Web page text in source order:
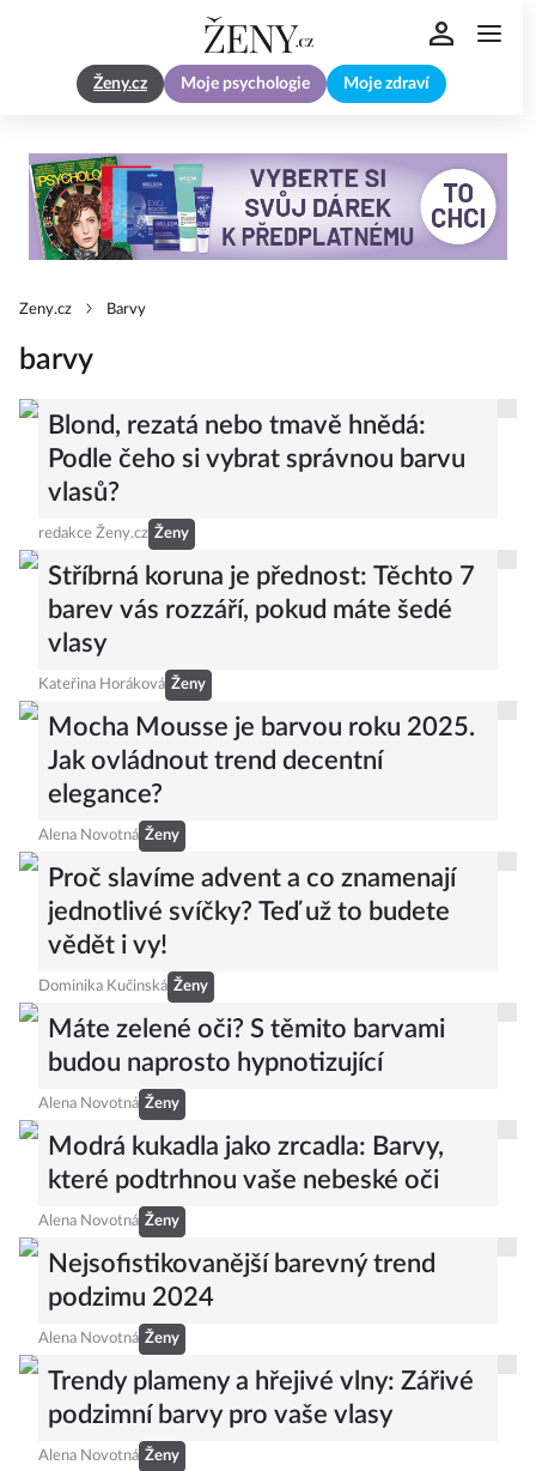
Ženy.cz Moje psychologie Moje zdraví
Zeny.cz Barvy
barvy
Blond, rezatá nebo tmavě hnědá:
Podle čeho si vybrat správnou barvu
vlasů?
redakce Ženy.cz Ženy
Stříbrná koruna je přednost: Těchto 7
barev vás rozzáří, pokud máte šedé
vlasy
Kateřina Horáková Ženy
Mocha Mousse je barvou roku 2025.
Jak ovládnout trend decentní
elegance?
Alena Novotná Ženy
Proč slavíme advent a co znamenají
jednotlivé svíčky? Teď už to budete
vědět i vy!
Dominika Kučinská Ženy
Máte zelené oči? S těmito barvami
budou naprosto hypnotizující
Alena Novotná Ženy
Modrá kukadla jako zrcadla: Barvy,
které podtrhnou vaše nebeské oči
Alena Novotná Ženy
Nejsofistikovanější barevný trend
podzimu 2024
Alena Novotná Ženy
Trendy plameny a hřejivé vlny: Zářivé
podzimní barvy pro vaše vlasy
Alena Novotná Ženy